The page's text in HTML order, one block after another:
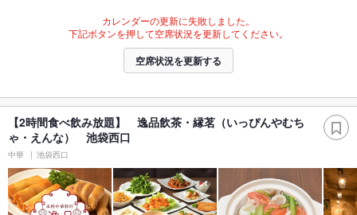
カレンダーの更新に失敗しました。
下記ボタンを押して空席状況を更新してください。
空席状況を更新する
【2時間食べ飲み放題】 逸品飲茶・縁茗（いっぴんやむち
ゃ・えんな） 池袋西口
中華 池袋西口